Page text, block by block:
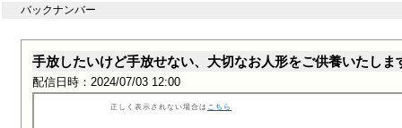
バックナンバー
手放したいけど手放せない、大切なお人形をご供養いたしま
配信日時：2024/07/03 12:00